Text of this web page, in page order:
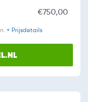
€750,00
+ Prijsdetails